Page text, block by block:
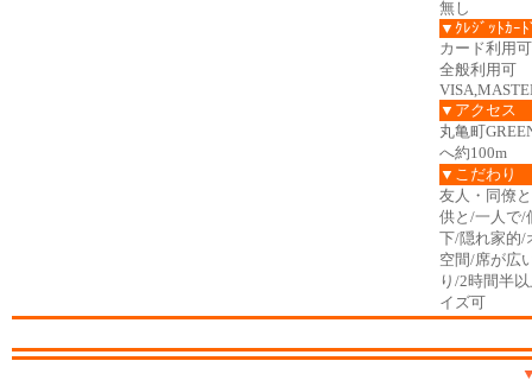
無し
▼ｸﾚｼﾞｯﾄｶｰﾄ
カード利用可
全般利用可
▼アクセス
丸亀町
へ約100m
▼こだわり
友人・同僚
供と/一人で/
下/隠れ家的/
空間/席が広
り/2時間半
イズ可